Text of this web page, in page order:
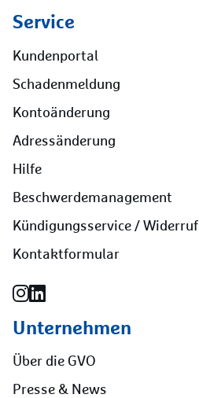
Service
Kundenportal
Schadenmeldung
Kontoänderung
Adressänderung
Hilfe
Beschwerdemanagement
Kündigungsservice / Widerruf
Kontaktformular
Unternehmen
Über die GVO
Presse & News